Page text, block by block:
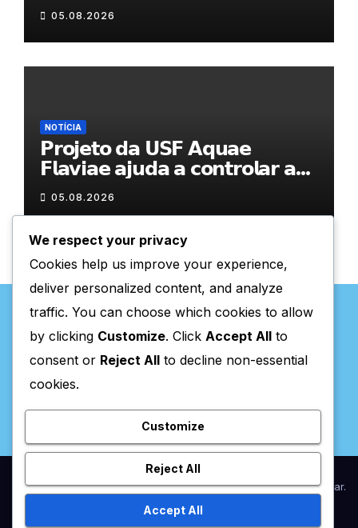
05.08.2026
NOTÍCIA
𝗣𝗿𝗼𝗷𝗲𝘁𝗼 𝗱𝗮 𝗨𝗦𝗙 𝗔𝗾𝘂𝗮𝗲
𝗙𝗹𝗮𝘃𝗶𝗮𝗲 𝗮𝗷𝘂𝗱𝗮 𝗮 𝗰𝗼𝗻𝘁𝗿𝗼𝗹𝗮𝗿 𝗮
𝗮𝗻𝘀𝗶𝗲𝗱𝗮𝗱𝗲
05.08.2026
Valpaços Online
Proudly powered by WordPress|Theme:NewsupbyThemeansar.
HomeAnunciar / AssinaturasEstatuto EditorialFicha Técnica
We respect your privacy
Cookies help us improve your experience,
deliver personalized content, and analyze
traffic. You can choose which cookies to allow
by clicking Customize. Click Accept All to
consent or Reject All to decline non-essential
cookies.
Customize
Reject All
Accept All